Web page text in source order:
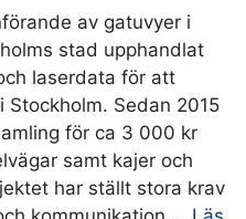
av gatuvyer i
stad upphandlat
laserdata för att
Sedan 2015
för ca 3 000 kr
samt kajer och
har ställt stora krav